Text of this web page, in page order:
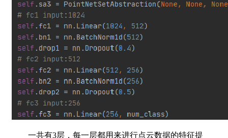
一共有3层，每一层都用来进行点云数据的特征提